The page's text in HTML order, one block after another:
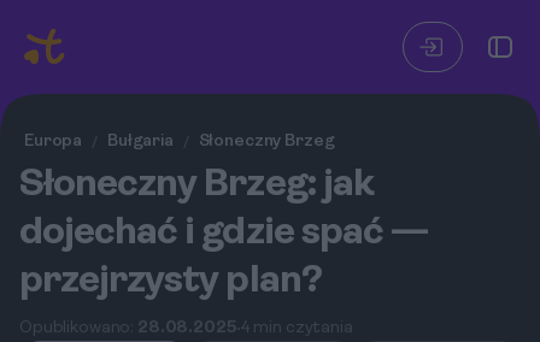
Europa / Bułgaria / Słoneczny Brzeg
Słoneczny Brzeg: jak
dojechać i gdzie spać —
przejrzysty plan?
Opublikowano: 28.08.2025 4 min czytania